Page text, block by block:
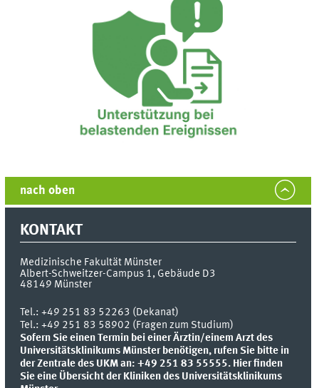
nach oben
KONTAKT
Medizinische Fakultät Münster
Albert-Schweitzer-Campus 1, Gebäude D3
48149 Münster
Tel.:+49 251 83 52263 (Dekanat)
Tel.: +49 251 83 58902 (Fragen zum Studium)
Sofern Sie einen Termin bei einer Ärztin/einem Arzt des
Universitätsklinikums Münster benötigen, rufen Sie bitte in
der Zentrale des UKM an: +49 251 83 55555. Hier finden
Sie eine Übersicht der Kliniken des Universitätsklinikums